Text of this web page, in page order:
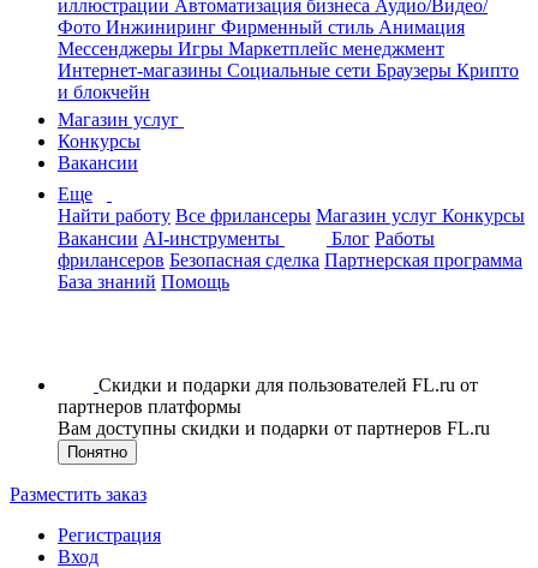
иллюстрации Автоматизация бизнеса Аудио/Видео/
Фото Инжиниринг Фирменный стиль Анимация
Мессенджеры Игры Маркетплейс менеджмент
Интернет-магазины Социальные сети Браузеры Крипто
и блокчейн
Магазин услуг
Конкурсы
Вакансии
Еще
Найти работу Все фрилансеры Магазин услуг Конкурсы
Вакансии AI-инструменты Блог Работы
фрилансеров Безопасная сделка Партнерская программа
База знаний Помощь
Скидки и подарки для пользователей FL.ru от
партнеров платформы
Вам доступны скидки и подарки от партнеров FL.ru
Понятно
Разместить заказ
Регистрация
Вход